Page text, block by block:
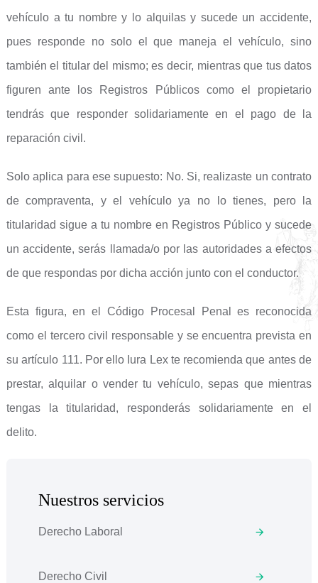
vehículo a tu nombre y lo alquilas y sucede un accidente,
pues responde no solo el que maneja el vehículo, sino
también el titular del mismo; es decir, mientras que tus datos
figuren ante los Registros Públicos como el propietario
tendrás que responder solidariamente en el pago de la
reparación civil.
Solo aplica para ese supuesto: No. Si, realizaste un contrato
de compraventa, y el vehículo ya no lo tienes, pero la
titularidad sigue a tu nombre en Registros Público y sucede
un accidente, serás llamada/o por las autoridades a efectos
de que respondas por dicha acción junto con el conductor.
Esta figura, en el Código Procesal Penal es reconocida
como el tercero civil responsable y se encuentra prevista en
su artículo 111. Por ello Iura Lex te recomienda que antes de
prestar, alquilar o vender tu vehículo, sepas que mientras
tengas la titularidad, responderás solidariamente en el
delito.
Nuestros servicios
Derecho Laboral
Derecho Civil